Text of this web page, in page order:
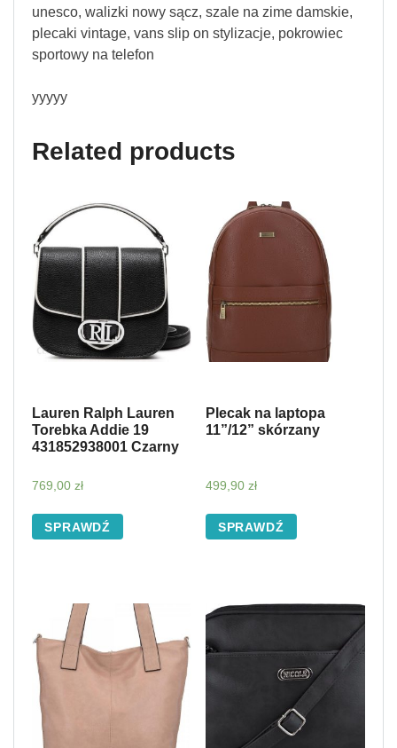
unesco, walizki nowy sącz, szale na zime damskie,
plecaki vintage, vans slip on stylizacje, pokrowiec
sportowy na telefon
yyyyy
Related products
Lauren Ralph Lauren
Torebka Addie 19
431852938001 Czarny
769,00 zł
SPRAWDŹ
Plecak na laptopa
11”/12” skórzany
499,90 zł
SPRAWDŹ